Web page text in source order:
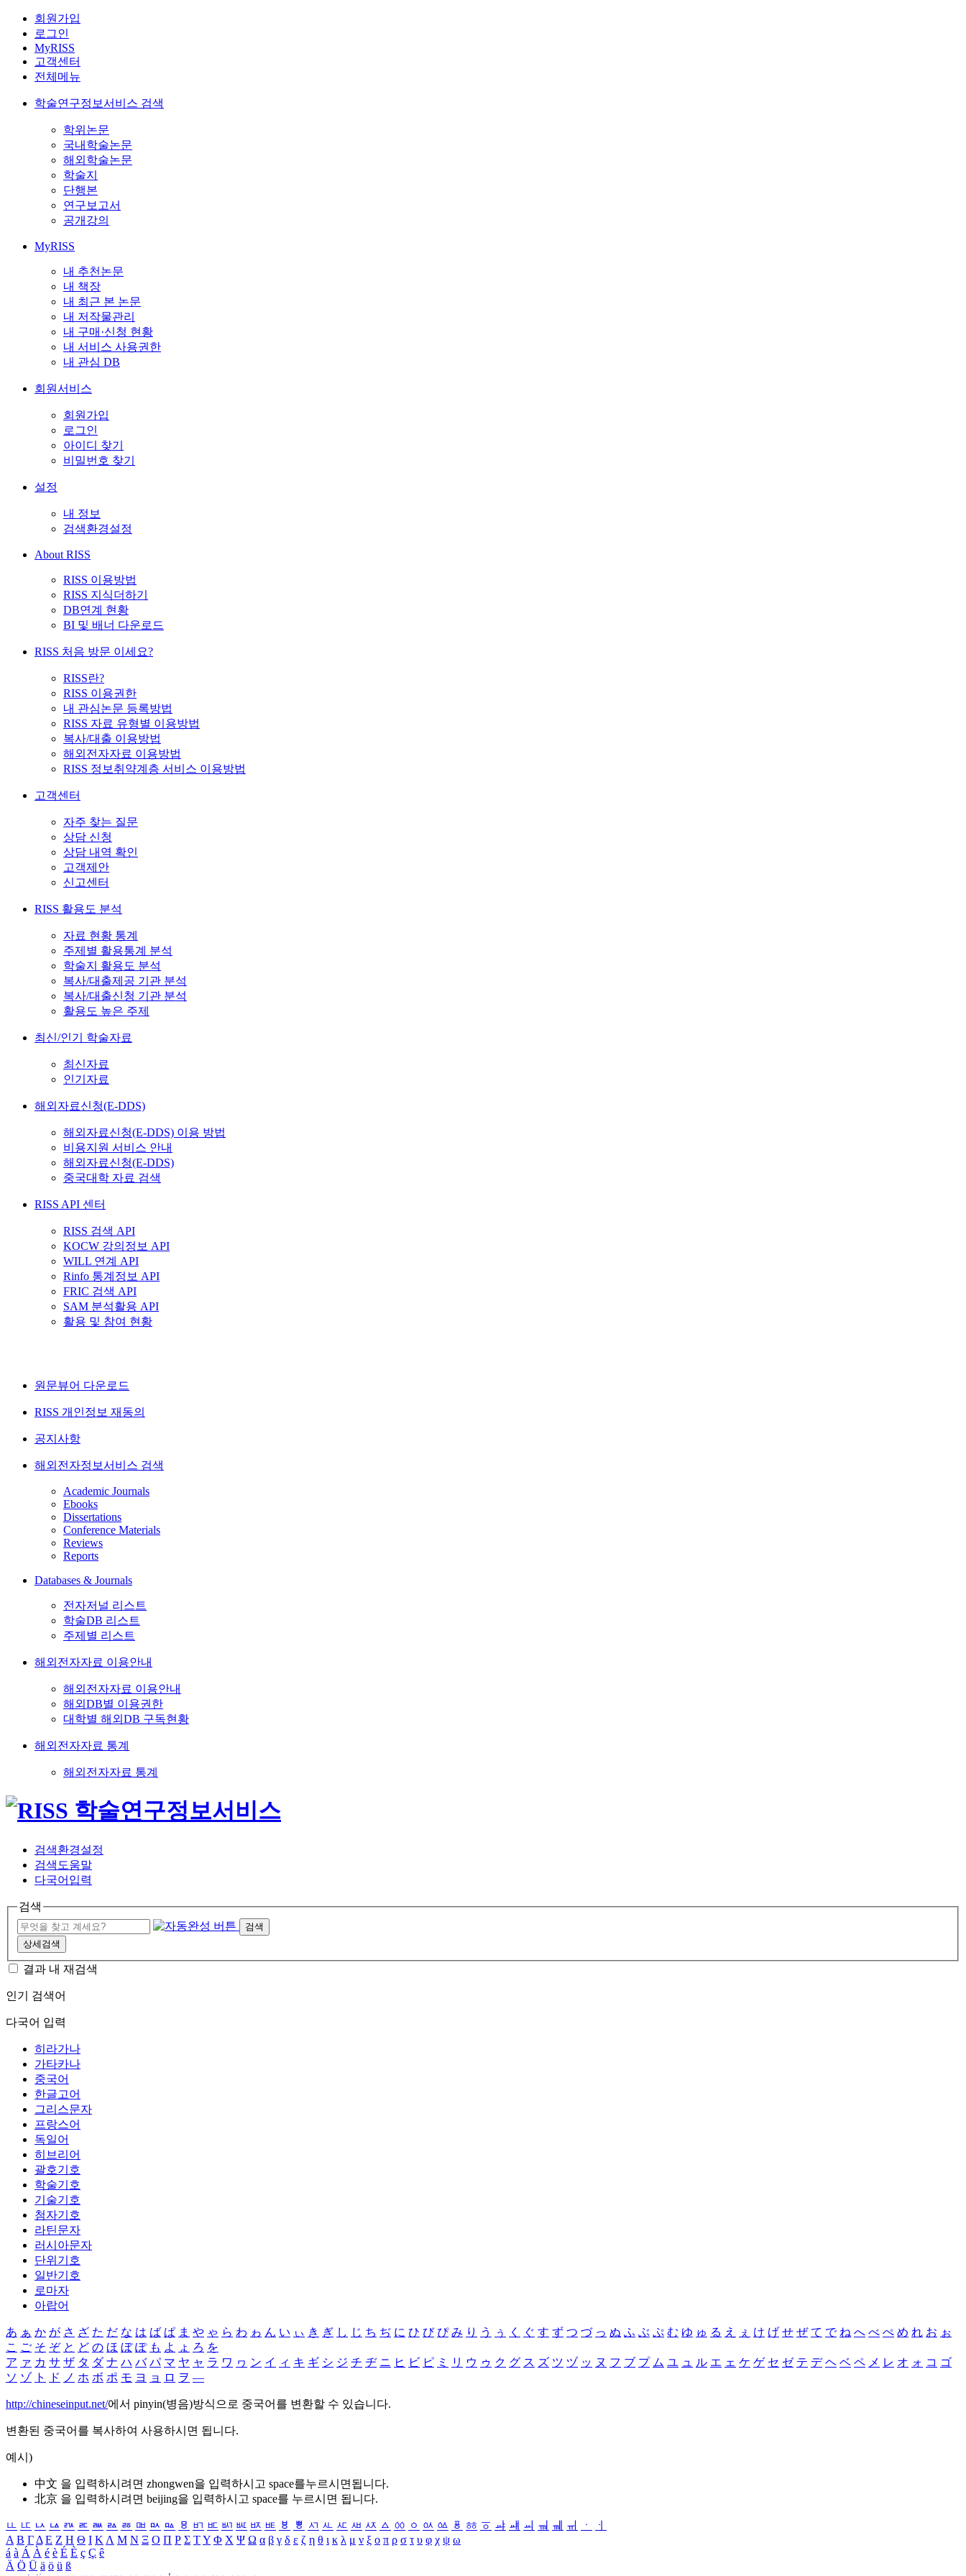
회원가입
로그인
MyRISS
고객센터
전체메뉴
학술연구정보서비스 검색
학위논문
국내학술논문
해외학술논문
학술지
단행본
연구보고서
공개강의
MyRISS
내 추천논문
내 책장
내 최근 본 논문
내 저작물관리
내 구매·신청 현황
내 서비스 사용권한
내 관심 DB
회원서비스
회원가입
로그인
아이디 찾기
비밀번호 찾기
설정
내 정보
검색환경설정
About RISS
RISS 이용방법
RISS 지식더하기
DB연계 현황
BI 및 배너 다운로드
RISS 처음 방문 이세요?
RISS란?
RISS 이용권한
내 관심논문 등록방법
RISS 자료 유형별 이용방법
복사/대출 이용방법
해외전자자료 이용방법
RISS 정보취약계층 서비스 이용방법
고객센터
자주 찾는 질문
상담 신청
상담 내역 확인
고객제안
신고센터
RISS 활용도 분석
자료 현황 통계
주제별 활용통계 분석
학술지 활용도 분석
복사/대출제공 기관 분석
복사/대출신청 기관 분석
활용도 높은 주제
최신/인기 학술자료
최신자료
인기자료
해외자료신청(E-DDS)
해외자료신청(E-DDS) 이용 방법
비용지원 서비스 안내
해외자료신청(E-DDS)
중국대학 자료 검색
RISS API 센터
RISS 검색 API
KOCW 강의정보 API
WILL 연계 API
Rinfo 통계정보 API
FRIC 검색 API
SAM 분석활용 API
활용 및 참여 현황
원문뷰어 다운로드
RISS 개인정보 재동의
공지사항
해외전자정보서비스 검색
Academic Journals
Ebooks
Dissertations
Conference Materials
Reviews
Reports
Databases & Journals
전자저널 리스트
학술DB 리스트
주제별 리스트
해외전자자료 이용안내
해외전자자료 이용안내
해외DB별 이용권한
대학별 해외DB 구독현황
해외전자자료 통계
해외전자자료 통계
검색환경설정
검색도움말
다국어입력
검색
검색
상세검색
결과 내 재검색
인기 검색어
다국어 입력
히라가나
가타카나
중국어
한글고어
그리스문자
프랑스어
독일어
히브리어
괄호기호
학술기호
기술기호
첨자기호
라틴문자
러시아문자
단위기호
일반기호
로마자
아랍어
あ ぁ か が さ ざ た だ な は ば ぱ ま や ゃ ら わ ゎ ん い ぃ き ぎ し じ ち ぢ に ひ び ぴ み り う ぅ く ぐ す ず つ づ っ ぬ ふ ぶ ぷ む ゆ ゅ る え ぇ け げ せ ぜ て で ね へ べ ぺ め れ お ぉ
こ ご そ ぞ と ど の ほ ぼ ぽ も よ ょ ろ を
ア ァ カ サ ザ タ ダ ナ ハ バ パ マ ヤ ャ ラ ワ ヮ ン イ ィ キ ギ シ ジ チ ヂ ニ ヒ ビ ピ ミ リ ウ ゥ ク グ ス ズ ツ ヅ ッ ヌ フ ブ プ ム ユ ュ ル エ ェ ケ ゲ セ ゼ テ デ ヘ ベ ペ メ レ オ ォ コ ゴ
ソ ゾ ト ド ノ ホ ボ ポ モ ヨ ョ ロ ヲ ―
http://chineseinput.net/에서 pinyin(병음)방식으로 중국어를 변환할 수 있습니다.
변환된 중국어를 복사하여 사용하시면 됩니다.
예시)
中文 을 입력하시려면 zhongwen을 입력하시고 space를누르시면됩니다.
北京 을 입력하시려면 beijing을 입력하시고 space를 누르시면 됩니다.
ㅥ ㅦ ㅧ ㅨ ㅩ ㅪ ㅫ ㅬ ㅭ ㅮ ㅯ ㅰ ㅱ ㅲ ㅳ ㅴ ㅵ ㅶ ㅷ ㅸ ㅹ ㅺ ㅻ ㅼ ㅽ ㅾ ㅿ ㆀ ㆁ ㆂ ㆃ ㆄ ㆅ ㆆ ㆇ ㆈ ㆉ ㆊ ㆋ ㆌ ㆍ
ㆎ
Α Β ΓΔ Ε Ζ Η Θ Ι ΚΛ Μ Ν Ξ Ο Π Ρ Σ ΤΥ Φ Χ Ψ Ω α β γ δ ε ζ η θ ι κ λ μ ν ξ ο π ρ σ τ υ φ χ ψ ω
á à Á À é è É È ç Ç ê
Ä Ö Ü ä ö ü ß